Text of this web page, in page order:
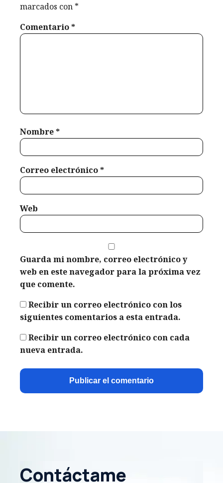
marzo 22,
2026
marcados con *
Comentario*
Nombre*
Correo electrónico*
Web
Guarda mi nombre, correo electrónico y
web en este navegador para la próxima vez
que comente.
Recibir un correo electrónico con los
siguientes comentarios a esta entrada.
Recibir un correo electrónico con cada
nueva entrada.
Contáctame